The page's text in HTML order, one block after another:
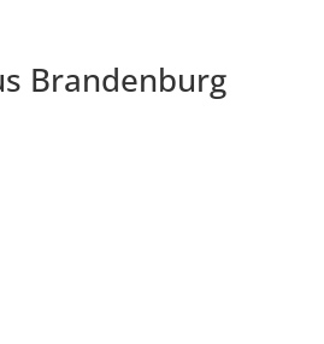
Brandenburg